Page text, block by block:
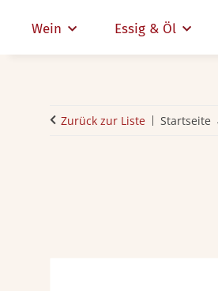
Wein Essig & Öl
Zurück zur Liste Startseite